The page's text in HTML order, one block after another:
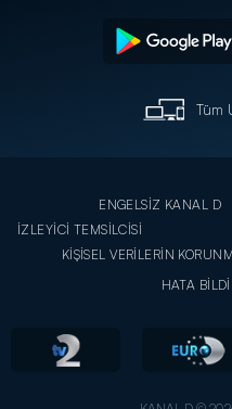
Tüm
ENGELSİZ KANAL D
İZLEYİCİ TEMSİLCİSİ
KİŞİSEL VERİLERİN
HATA